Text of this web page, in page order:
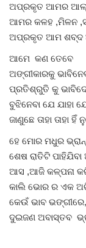
ଅପ୍ରକୃତ ଆମର
ଆମର କଳହ ,ମିଳନ
ଅପ୍ରକୃତ ଆମ ଶବ୍ଦ
ଆମେ କଣ ତେବେ
ଅଙ୍ଗୀକାରକୁ
ପ୍ରତିଶ୍ରୁତି କୁ
ବୁଝିନେବା ଯେ ଯାହା
ଜାଣୁଛେ ତାହା ତାହା ହିଁ
ହେ ମୋର ମଧୁର
ଶେଷ ରାତିଟି
ଆସ ,ଆଜି କଳ୍ପନା
କାଲି ଭୋର ର ଏକ
କେଉଁ ଭାବ
ଦୁଇଜଣ ଅବାସ୍ତବ